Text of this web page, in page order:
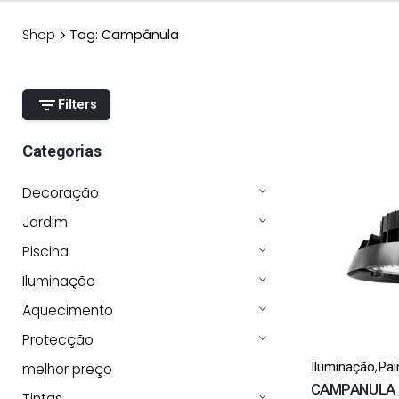
Shop Tag: Campânula
Filters
Categorias
Decoração
Jardim
Piscina
Iluminação
Aquecimento
Protecção
melhor preço
Iluminação,
CAMPANULA